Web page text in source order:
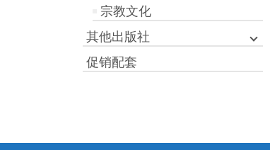
宗教文化
其他出版社
促销配套